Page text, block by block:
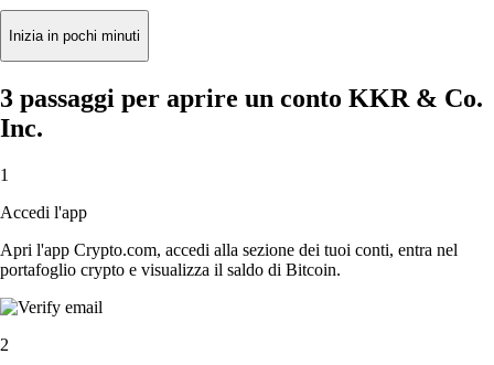
Inizia in pochi minuti
3 passaggi per aprire un conto KKR & Co.
Inc.
1
Accedi l'app
Apri l'app Crypto.com, accedi alla sezione dei tuoi conti, entra nel
portafoglio crypto e visualizza il saldo di Bitcoin.
2